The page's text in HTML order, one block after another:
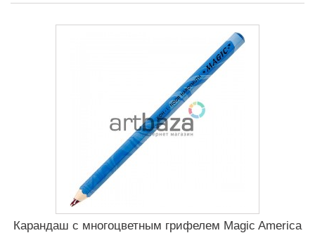
Карандаш с многоцветным грифелем Magic America